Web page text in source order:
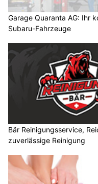
Garage Quaranta AG: Ihr
Subaru-Fahrzeuge
Bär Reinigungsservice,
zuverlässige Reinigung